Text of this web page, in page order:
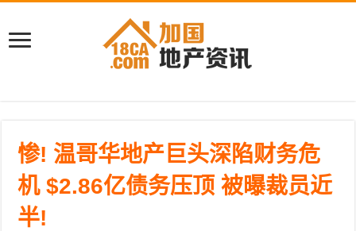
惨! 温哥华地产巨头深陷财务危
机 $2.86亿债务压顶 被曝裁员近
半!